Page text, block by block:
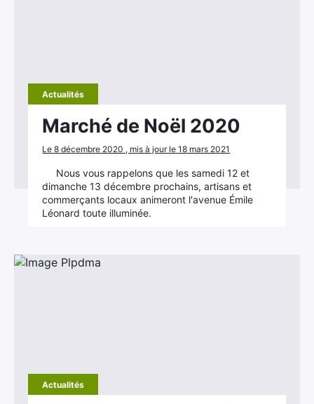
Actualités
Marché de Noël 2020
Le 8 décembre 2020 , mis à jour le 18 mars 2021
Nous vous rappelons que les samedi 12 et
dimanche 13 décembre prochains, artisans et
commerçants locaux animeront l'avenue Émile
Léonard toute illuminée.
Actualités